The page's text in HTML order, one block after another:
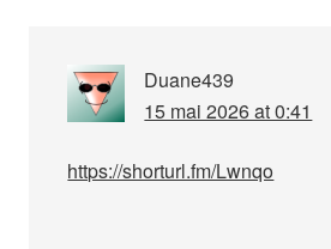
Duane439
15 mai 2026 at 0:41
https://shorturl.fm/Lwnqo